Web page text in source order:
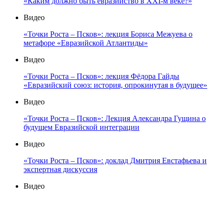
Видео
«Точки Роста – Псков»: лекция Бориса Межуева о
метафоре «Евразийской Атлантиды»
Видео
«Точки Роста – Псков»: лекция Фёдора Гайды
«Евразийский союз: история, опрокинутая в будущее»
Видео
«Точки Роста – Псков»: Лекция Александра Гущина о
будущем Евразийской интеграции
Видео
«Точки Роста – Псков»: доклад Дмитрия Евстафьева и
экспертная дискуссия
Видео